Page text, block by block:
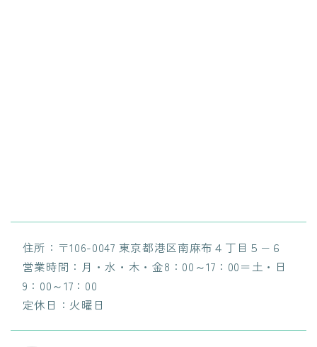
住所：〒106-0047 東京都港区南麻布４丁目５−６
営業時間：月・水・木・金8：00～17：00＝土・日
9：00～17：00
定休日：火曜日